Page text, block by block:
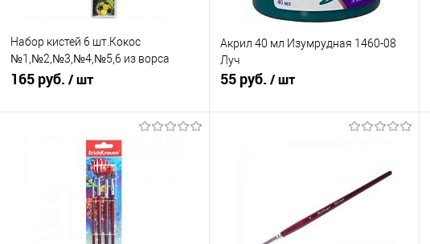
Набор кистей 6 шт.Кокос
№1,№2,№3,№4,№5,6 из ворса
Пони 230813
165 руб. / шт
Подписаться
Купить в 1 клик
В избранное
Акрил 40 мл Изумрудная 1460-08
Луч
55 руб. / шт
К сравнению
В наличии